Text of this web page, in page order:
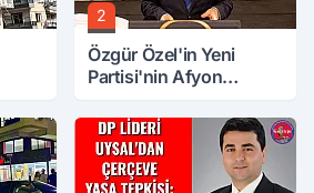
2
Özgür Özel'in Yeni
Partisi'nin Afyon